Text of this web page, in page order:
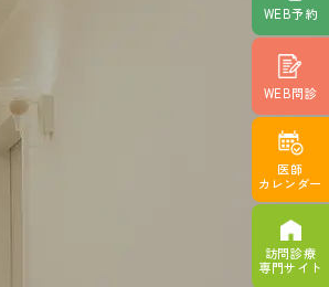
WEB予約
WEB問診
医師
カレンダー
訪問診療
専門サイト